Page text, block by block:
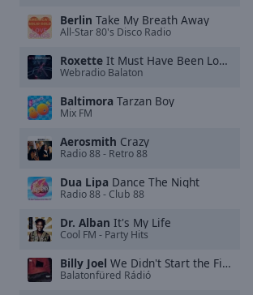
Berlin Take My Breath Away
All-Star 80's Disco Radio
Roxette It Must Have Been Love (Symphonic Version)
Webradio Balaton
Baltimora Tarzan Boy
Mix FM
Aerosmith Crazy
Radio 88 - Retro 88
Dua Lipa Dance The Night
Radio 88 - Club 88
Dr. Alban It's My Life
Cool FM - Party Hits
Billy Joel We Didn't Start the Fire
Balatonfüred Rádió